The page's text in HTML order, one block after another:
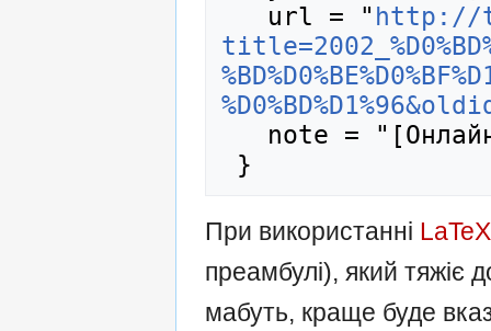
   url = "
http://
При використанні LaTeX
преамбулі), який
мабуть, краще буде